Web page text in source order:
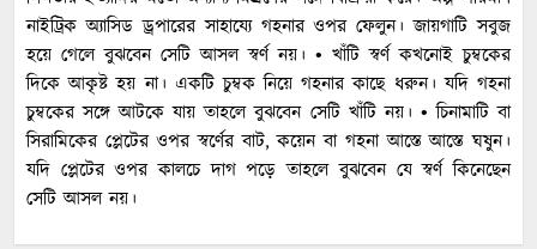
নাইট্রিক অ্যাসিড ড্রপারের সাহায্যে গহনার ওপর ফেলুন। জায়গাটি সবুজ
হয়ে গেলে বুঝবেন সেটি আসল স্বর্ণ নয়। • খাঁটি স্বর্ণ কখনোই চুম্বকের
দিকে আকৃষ্ট হয় না। একটি চুম্বক নিয়ে গহনার কাছে ধরুন। যদি গহনা
চুম্বকের সঙ্গে আটকে যায় তাহলে বুঝবেন সেটি খাঁটি নয়। • চিনামাটি বা
সিরামিকের প্লেটের ওপর স্বর্ণের বাট, কয়েন বা গহনা আস্তে আস্তে ঘষুন।
যদি প্লেটের ওপর কালচে দাগ পড়ে তাহলে বুঝবেন যে স্বর্ণ কিনেছেন
সেটি আসল নয়।